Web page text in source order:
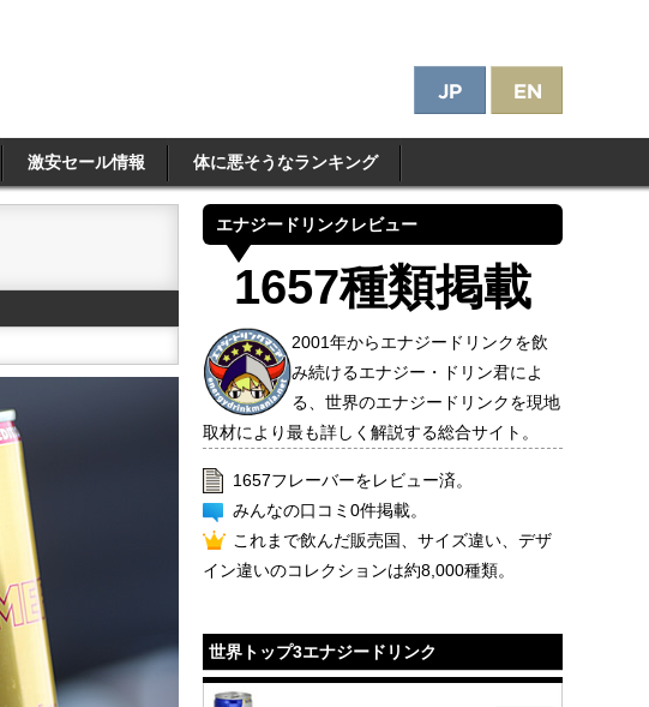
激安セール情報 体に悪そうなランキング
エナジードリンクレビュー
1657種類掲載
2001年からエナジードリンクを飲
み続けるエナジー・ドリン君によ
る、世界のエナジードリンクを現地
取材により最も詳しく解説する総合サイト。
1657フレーバーをレビュー済。
みんなの口コミ0件掲載。
これまで飲んだ販売国、サイズ違い、デザ
イン違いのコレクションは約8,000種類。
世界トップ3エナジードリンク